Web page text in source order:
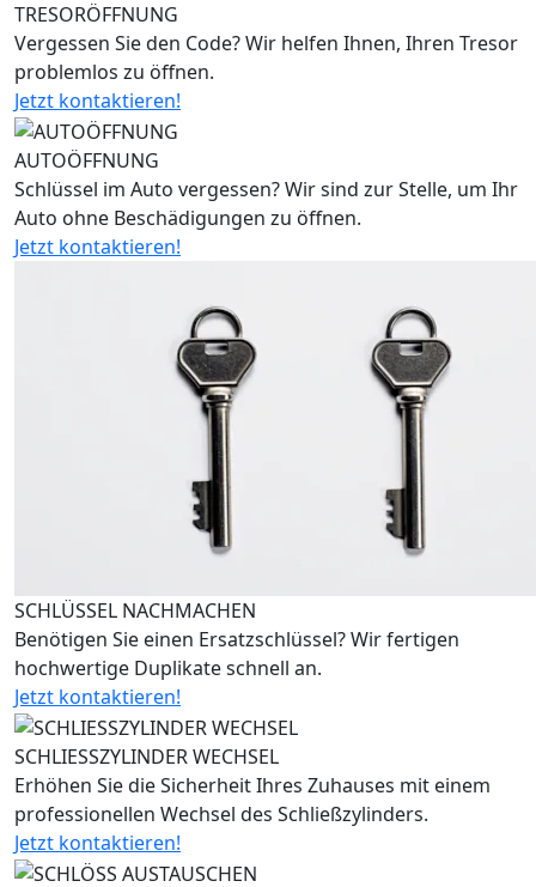
TRESORÖFFNUNG
Vergessen Sie den Code? Wir helfen Ihnen, Ihren Tresor
problemlos zu öffnen.
Jetzt kontaktieren!
AUTOÖFFNUNG
Schlüssel im Auto vergessen? Wir sind zur Stelle, um Ihr
Auto ohne Beschädigungen zu öffnen.
Jetzt kontaktieren!
SCHLÜSSEL NACHMACHEN
Benötigen Sie einen Ersatzschlüssel? Wir fertigen
hochwertige Duplikate schnell an.
Jetzt kontaktieren!
SCHLIESSZYLINDER WECHSEL
Erhöhen Sie die Sicherheit Ihres Zuhauses mit einem
professionellen Wechsel des Schließzylinders.
Jetzt kontaktieren!